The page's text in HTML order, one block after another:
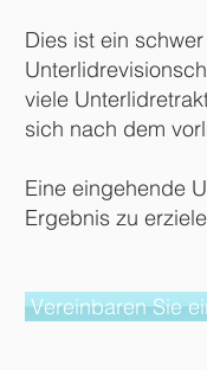
Dies ist ein
viele
sich nach dem
Eine eingehende
Ergebnis zu
Vereinbaren Sie